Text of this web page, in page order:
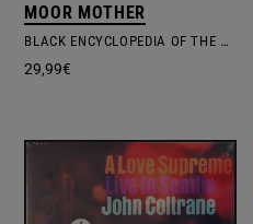
MOOR MOTHER
BLACK ENCYCLOPEDIA OF THE AIR
29,99€